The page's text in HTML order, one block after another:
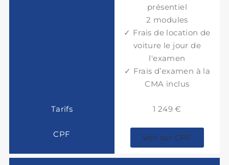
présentiel
2 modules
✓ Frais de location de
voiture le jour de
l'examen
✓ Frais d’examen à la
CMA inclus
1 249 €
Voir sur CPF